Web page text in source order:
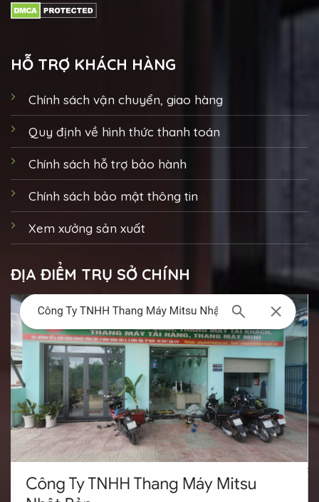
HỖ TRỢ KHÁCH HÀNG
Chính sách vận chuyển, giao hàng
Quy định về hình thức thanh toán
Chính sách hỗ trợ bảo hành
Chính sách bảo mật thông tin
Xem xưởng sản xuất
ĐỊA ĐIỂM TRỤ SỞ CHÍNH